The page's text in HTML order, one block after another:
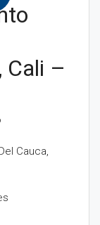
Cali –
Cauca,